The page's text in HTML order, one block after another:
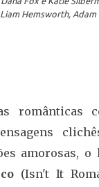
Hemsworth, Adam
românticas
amorosas, o
(Isn't It